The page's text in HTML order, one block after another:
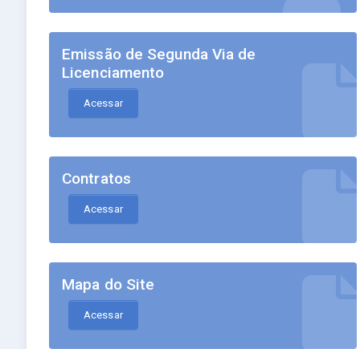
Emissão de Segunda Via de
Licenciamento
Acessar
Contratos
Acessar
Mapa do Site
Acessar